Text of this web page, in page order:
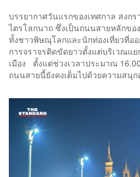
บรรยากาศวันแรกของเทศกาล สง
ไตรโลกนาถ ซึ่งเป็นถนนสายหลักขอ
ทั้งชาวพิษณุโลกและนักท่องเที่ยวที่อ
การจราจรติดขัดยาวตั้งแต่บริเวณแ
เมือง ตั้งแต่ช่วงเวลาประมาณ
ถนนสายนี้ยังคงเต็มไปด้วยความสนุก